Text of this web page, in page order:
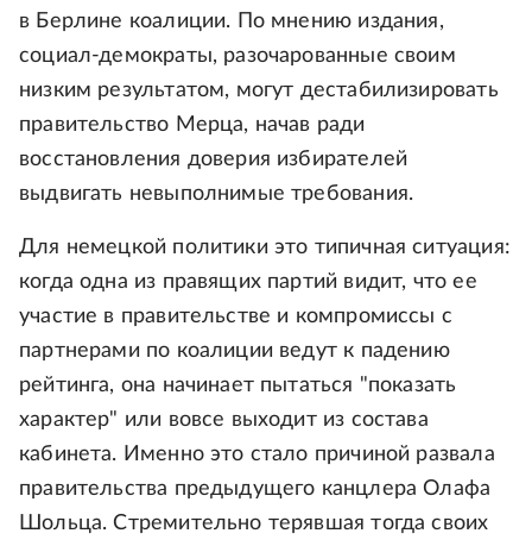
в Берлине коалиции. По мнению издания,
социал-демократы, разочарованные своим
низким результатом, могут дестабилизировать
правительство Мерца, начав ради
восстановления доверия избирателей
выдвигать невыполнимые требования.
Для немецкой политики это типичная ситуация:
когда одна из правящих партий видит, что ее
участие в правительстве и компромиссы с
партнерами по коалиции ведут к падению
рейтинга, она начинает пытаться "показать
характер" или вовсе выходит из состава
кабинета. Именно это стало причиной развала
правительства предыдущего канцлера Олафа
Шольца. Стремительно терявшая тогда своих